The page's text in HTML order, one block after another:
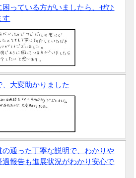
困っている方がいましたら、ぜひ
す
大変助かりました
の通った丁寧な説明で、わかりや
報告も進展状況がわかり安心で